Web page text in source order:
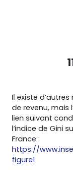
Il existe
de revenu, mais
lien suivant
l’indice de Gini
France :
https://
figure1